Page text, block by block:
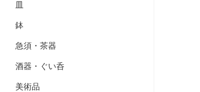
皿
鉢
急須・茶器
酒器・ぐい呑
美術品